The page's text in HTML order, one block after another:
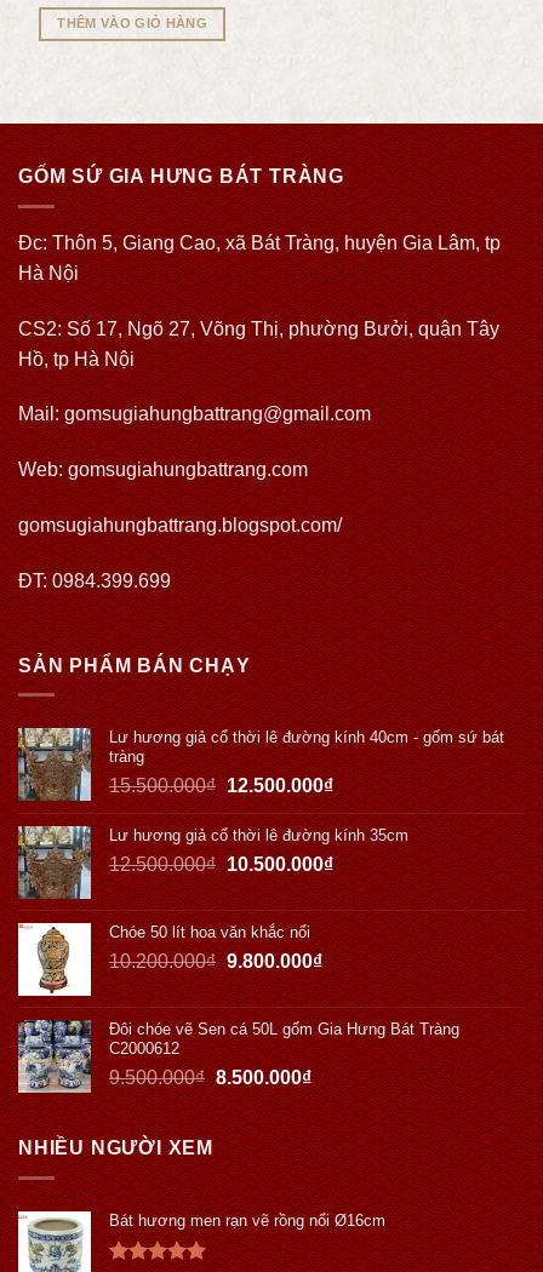
THÊM VÀO GIỎ HÀNG
GỐM SỨ GIA HƯNG BÁT TRÀNG
Đc: Thôn 5, Giang Cao, xã Bát Tràng, huyện Gia Lâm, tp
Hà Nội
CS2: Số 17, Ngõ 27, Võng Thị, phường Bưởi, quận Tây
Hồ, tp Hà Nội
Mail: gomsugiahungbattrang@gmail.com
Web:gomsugiahungbattrang.com
gomsugiahungbattrang.blogspot.com/
ĐT: 0984.399.699
SẢN PHẨM BÁN CHẠY
Lư hương giả cổ thời lê đường kính 40cm - gốm sứ bát
tràng
15.500.000₫ 12.500.000₫
Lư hương giả cổ thời lê đường kính 35cm
12.500.000₫ 10.500.000₫
Chóe 50 lít hoa văn khắc nổi
10.200.000₫ 9.800.000₫
Đôi chóe vẽ Sen cá 50L gốm Gia Hưng Bát Tràng
C2000612
9.500.000₫ 8.500.000₫
NHIỀU NGƯỜI XEM
Bát hương men rạn vẽ rồng nổi Ø16cm